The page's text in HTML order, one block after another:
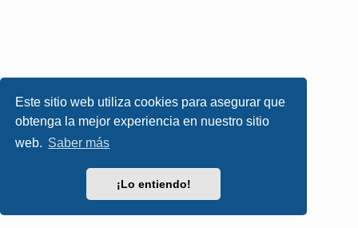
Este sitio web utiliza cookies para asegurar que
obtenga la mejor experiencia en nuestro sitio
web. Saber más
¡Lo entiendo!